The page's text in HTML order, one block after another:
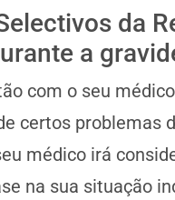
da
a
com o seu
certos problemas
médico irá
na sua situação